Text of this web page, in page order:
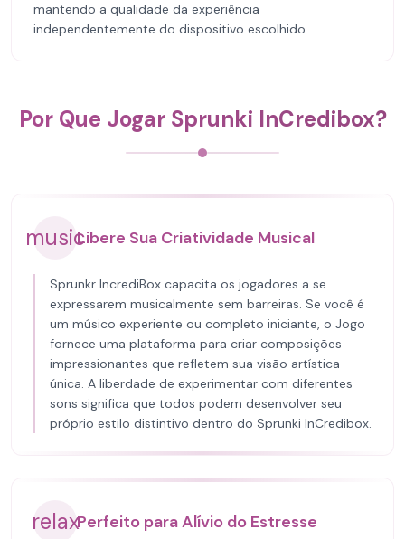
mantendo a qualidade da experiência
independentemente do dispositivo escolhido.
Por Que Jogar Sprunki InCredibox?
musicLibere Sua Criatividade Musical
Sprunkr IncrediBox capacita os jogadores a se
expressarem musicalmente sem barreiras. Se você é
um músico experiente ou completo iniciante, o Jogo
fornece uma plataforma para criar composições
impressionantes que refletem sua visão artística
única. A liberdade de experimentar com diferentes
sons significa que todos podem desenvolver seu
próprio estilo distintivo dentro do Sprunki InCredibox.
relaxPerfeito para Alívio do Estresse